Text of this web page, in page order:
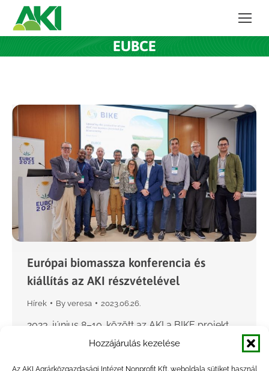
Hozzájárulás kezelése
Az AKI Agrárközgazdasági Intézet Nonprofit Kft. weboldala sütiket használ
EUBCE
Európai biomassza konferencia és
kiállítás az AKI részvételével
Hírek By veresa 2023.06.26.
2023. június 8–10. között az AKI a BIKE projekt
partnereként részt vett az Európai biomassza